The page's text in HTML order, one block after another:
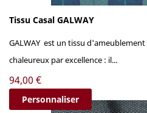
Tissu Casal GALWAY
GALWAY est un tissu
chaleureux par excellence : il...
Prix
94,00 €
Personnaliser